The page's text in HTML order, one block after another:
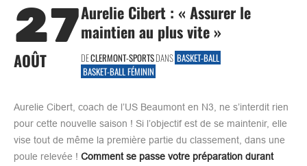
27
AOÛT
Aurelie Cibert : « Assurer le
maintien au plus vite »
DECLERMONT-SPORTSDANS BASKET-BALL
BASKET-BALL FÉMININ
Aurelie Cibert, coach de l’US Beaumont en N3, ne s’interdit rien
pour cette nouvelle saison ! Si l’objectif est de se maintenir, elle
vise tout de même la première partie du classement, dans une
poule relevée ! Comment se passe votre préparation durant